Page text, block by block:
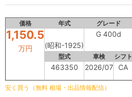
価格 年式 グレード
1,150.5
万円 (昭和-1925)
G 400d
型式 車検 シフト
463350 2026/07 CA
安く買う（無料 相場・出品情報配信）